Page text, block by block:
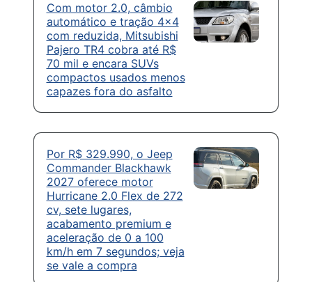
Com motor 2.0, câmbio
automático e tração 4×4
com reduzida, Mitsubishi
Pajero TR4 cobra até R$
70 mil e encara SUVs
compactos usados menos
capazes fora do asfalto
Por R$ 329.990, o Jeep
Commander Blackhawk
2027 oferece motor
Hurricane 2.0 Flex de 272
cv, sete lugares,
acabamento premium e
aceleração de 0 a 100
km/h em 7 segundos; veja
se vale a compra